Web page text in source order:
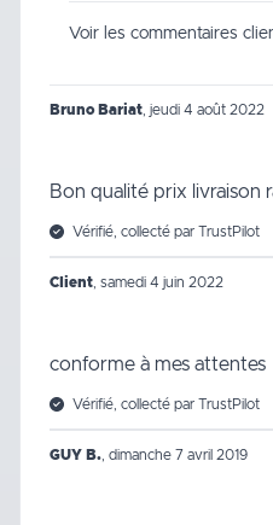
Voir les commentaires
Bruno Bariat jeudi 4 août 2022
Bon qualité prix livraison
Vérifié, collecté par TrustPilot
Client samedi 4 juin 2022
conforme à mes attentes
Vérifié, collecté par TrustPilot
GUY B. dimanche 7 avril 2019